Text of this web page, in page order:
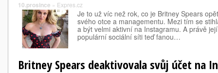
10.prosince » Expres.cz
Je to už víc než rok, co je Britney Spears
svého otce a managementu. Mezi tím se
a být velmi aktivní na Instagramu. A právě
populární sociální síti teď fanou…
Britney Spears deaktivovala svůj účet na